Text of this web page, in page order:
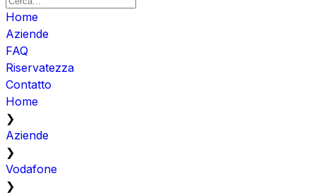
Home
Aziende
FAQ
Riservatezza
Contatto
Home
❯
Aziende
❯
Vodafone
❯